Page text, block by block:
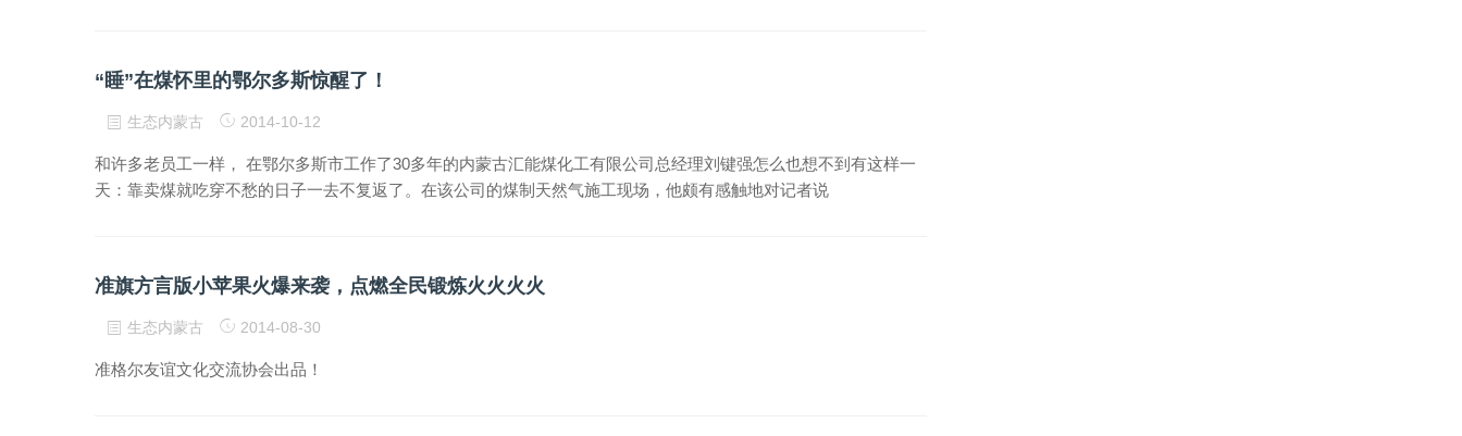
“睡”在煤怀里的鄂尔多斯惊醒了！
生态内蒙古 2014-10-12
和许多老员工一样， 在鄂尔多斯市工作了30多年的内蒙古汇能煤化工有限公司总经理刘键强怎么也想不到有这样一
天：靠卖煤就吃穿不愁的日子一去不复返了。在该公司的煤制天然气施工现场，他颇有感触地对记者说
准旗方言版小苹果火爆来袭，点燃全民锻炼火火火火
生态内蒙古 2014-08-30
准格尔友谊文化交流协会出品！